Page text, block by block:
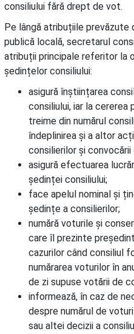
consiliului fără drept de vot.
Pe lângă atribuțiile prevăzute
publică locală, secretarul
atribuții principale referitor la
ședințelor consiliului:
asigură înștiințarea
consiliului, iar la cererea
treime din numărul
îndeplinirea și a altor
consilierilor și convocării
asigură efectuarea
ședinței consiliului;
face apelul nominal și
ședințe a consilierilor;
numără voturile și
care îl prezinte
cazurilor când consiliul
numărarea voturilor în
de zi supuse votării de
informează, în caz de
despre numărul de
sau altei decizii a